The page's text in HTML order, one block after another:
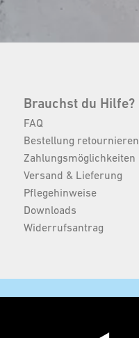
Brauchst du Hilfe?
FAQ
Bestellung retournieren
Zahlungsmöglichkeiten
Versand & Lieferung
Pflegehinweise
Downloads
Widerrufsantrag